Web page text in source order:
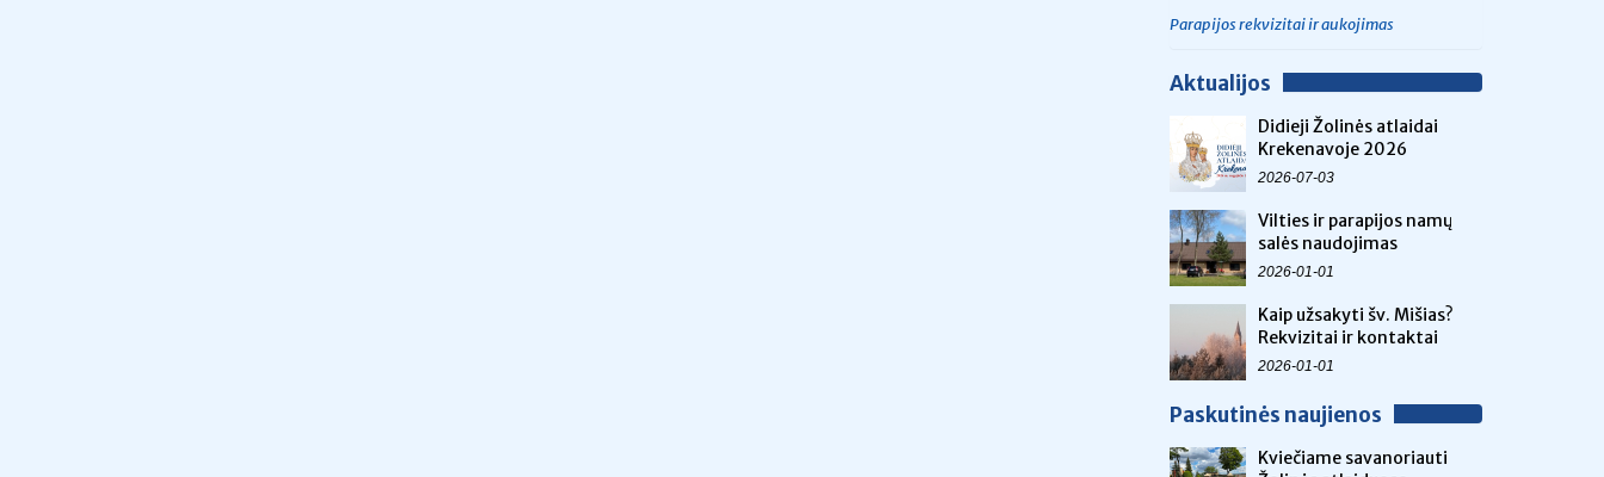
Parapijos rekvizitai ir aukojimas
Aktualijos
Didieji Žolinės atlaidai
Krekenavoje 2026
2026-07-03
Vilties ir parapijos namų
salės naudojimas
2026-01-01
Kaip užsakyti šv. Mišias?
Rekvizitai ir kontaktai
2026-01-01
Paskutinės naujienos
Kviečiame savanoriauti